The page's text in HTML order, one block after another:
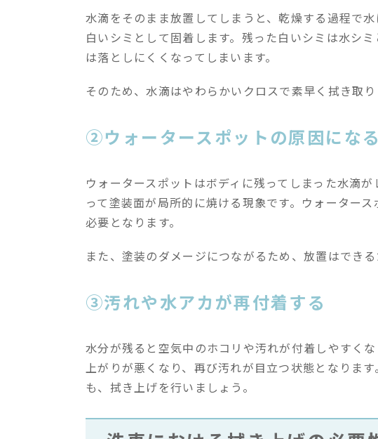
水滴をそのまま放置してしまうと、乾燥する過程で
白いシミとして固着します。残った白いシミは水シ
は落としにくくなってしまいます。
そのため、水滴はやわらかいクロスで素早く拭き取り
②ウォータースポットの原因になる
ウォータースポットはボディに残ってしまった水滴
って塗装面が局所的に焼ける現象です。ウォーター
必要となります。
また、塗装のダメージにつながるため、放置はできる
③汚れや水アカが再付着する
水分が残ると空気中のホコリや汚れが付着しやすく
上がりが悪くなり、再び汚れが目立つ状態となりま
も、拭き上げを行いましょう。